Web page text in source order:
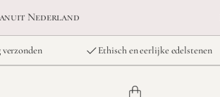
Nederland
verzonden Ethisch en eerlijke edelstenen